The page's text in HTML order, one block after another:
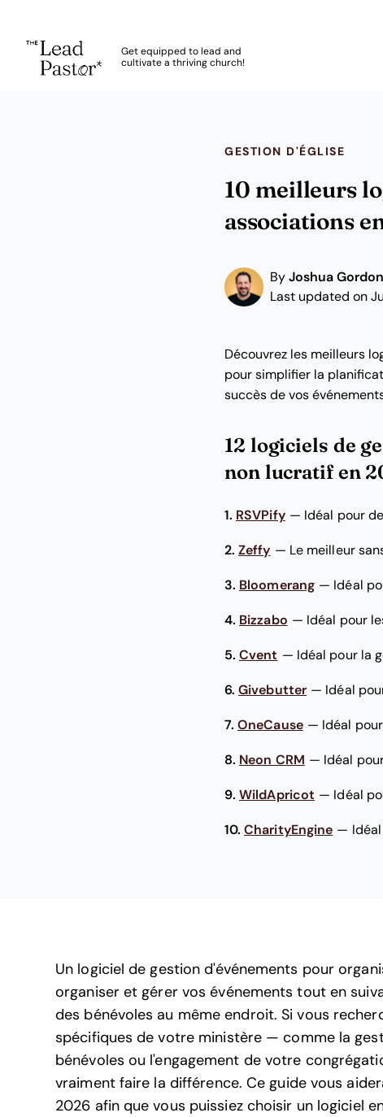
Get equipped to lead and
cultivate a thriving church!
GESTION D'ÉGLISE
10 meilleurs
associations
By Joshua Gordon
Last updated on
Découvrez les meilleurs
pour simplifier la
succès de vos
12 logiciels de
non lucratif en
1. RSVPify — Idéal pour
2. Zeffy — Le meilleur
3. Bloomerang — Idéal
4. Bizzabo — Idéal pour
5. Cvent — Idéal pour la
6. Givebutter — Idéal
7. OneCause — Idéal
8. Neon CRM — Idéal
9. WildApricot — Idéal
10. CharityEngine —
Un logiciel de gestion d'événements pour
organiser et gérer vos événements tout en
des bénévoles au même endroit. Si vous
spécifiques de votre ministère — comme la
bénévoles ou l'engagement de votre
vraiment faire la différence. Ce guide vous
2026 afin que vous puissiez choisir un logiciel